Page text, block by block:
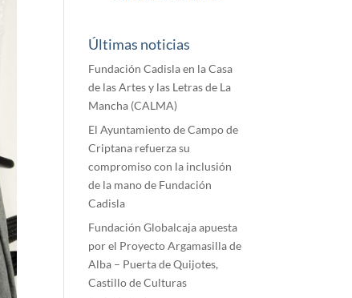
Últimas noticias
Fundación Cadisla en la Casa
de las Artes y las Letras de La
Mancha (CALMA)
El Ayuntamiento de Campo de
Criptana refuerza su
compromiso con la inclusión
de la mano de Fundación
Cadisla
Fundación Globalcaja apuesta
por el Proyecto Argamasilla de
Alba – Puerta de Quijotes,
Castillo de Culturas